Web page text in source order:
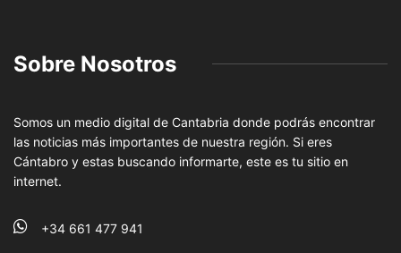
Sobre Nosotros
Somos un medio digital de Cantabria donde podrás encontrar
las noticias más importantes de nuestra región. Si eres
Cántabro y estas buscando informarte, este es tu sitio en
internet.
+34 661 477 941